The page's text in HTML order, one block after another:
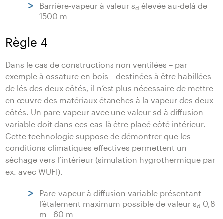
Barrière-vapeur à valeur sd élevée au-delà de
1500 m
Règle 4
Dans le cas de constructions non ventilées – par
exemple à ossature en bois – destinées à être habillées
de lés des deux côtés, il n’est plus nécessaire de mettre
en œuvre des matériaux étanches à la vapeur des deux
côtés. Un pare-vapeur avec une valeur sd à diffusion
variable doit dans ces cas-là être placé côté intérieur.
Cette technologie suppose de démontrer que les
conditions climatiques effectives permettent un
séchage vers l’intérieur (simulation hygrothermique par
ex. avec WUFI).
Pare-vapeur à diffusion variable présentant
l’étalement maximum possible de valeur sd 0,8
m - 60 m